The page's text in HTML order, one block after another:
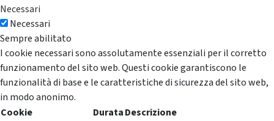
Necessari
Necessari
Sempre abilitato
I cookie necessari sono assolutamente essenziali per il corretto
funzionamento del sito web. Questi cookie garantiscono le
funzionalità di base e le caratteristiche di sicurezza del sito web,
in modo anonimo.
Cookie
DurataDescrizione